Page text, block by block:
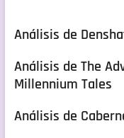
Análisis de
Análisis de The
Millennium Tales
Análisis de